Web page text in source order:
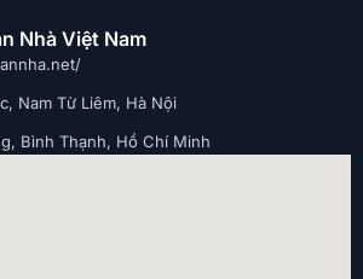
Nhà Việt Nam
Nam Từ Liêm, Hà Nội
Bình Thạnh, Hồ Chí Minh